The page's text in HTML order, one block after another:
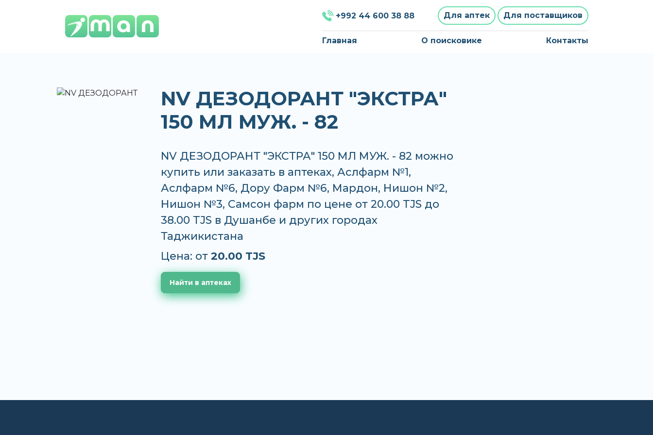
+992 44 600 38 88 Для аптек Для поставщиков
Главная О поисковике Контакты
NV ДЕЗОДОРАНТ "ЭКСТРА"
150 МЛ МУЖ. - 82
NV ДЕЗОДОРАНТ "ЭКСТРА" 150 МЛ МУЖ. - 82 можно
купить или заказать в аптеках, Аслфарм №1,
Аслфарм №6, Дору Фарм №6, Мардон, Нишон №2,
Нишон №3, Самсон фарм по цене от 20.00 TJS до
38.00 TJS в Душанбе и других городах
Таджикистана
Цена: от 20.00 TJS
Найти в аптеках